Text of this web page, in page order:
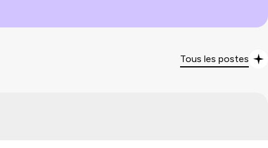
Tous les postes